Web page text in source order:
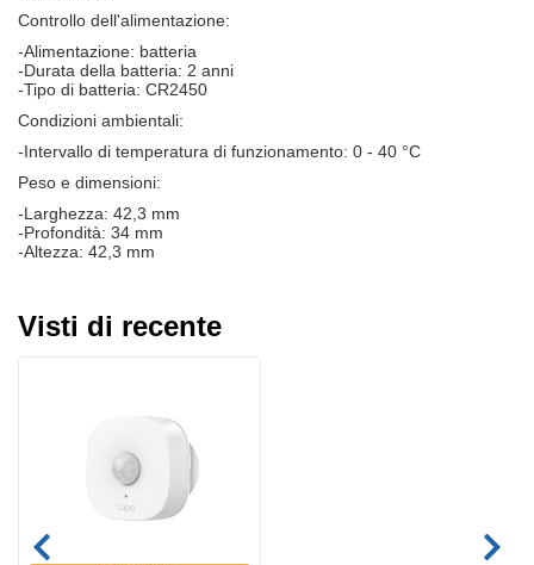
Controllo dell'alimentazione:
-Alimentazione: batteria
-Durata della batteria: 2 anni
-Tipo di batteria: CR2450
Condizioni ambientali:
-Intervallo di temperatura di funzionamento: 0 - 40 °C
Peso e dimensioni:
-Larghezza: 42,3 mm
-Profondità: 34 mm
-Altezza: 42,3 mm
Visti di recente